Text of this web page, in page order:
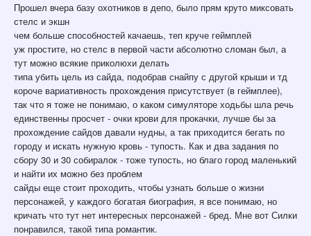
Прошел вчера базу охотников в депо, было прям круто миксовать
стелс и экшн
чем больше способностей качаешь, теп круче геймплей
уж простите, но стелс в первой части абсолютно сломан был, а
тут можно всякие приколюхи делать
типа убить цель из сайда, подобрав снайпу с другой крыши и тд
короче вариативность прохождения присутствует (в геймплее),
так что я тоже не понимаю, о каком симуляторе ходьбы шла речь
единственны просчет - очки крови для прокачки, лучше бы за
прохождение сайдов давали нудны, а так приходится бегать по
городу и искать нужную кровь - тупость. Как и два задания по
сбору 30 и 30 собиралок - тоже тупость, но благо город маленький
и найти их можно без проблем
сайды еще стоит проходить, чтобы узнать больше о жизни
персонажей, у каждого богатая биография, я все понимаю, но
кричать что тут нет интересных персонажей - бред. Мне вот Силки
понравился, такой типа романтик.